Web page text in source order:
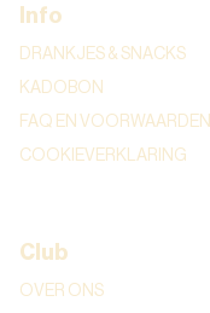
Info
DRANKJES & SNACKS
KADOBON
FAQ EN VOORWAARDEN
COOKIEVERKLARING
Club
OVER ONS